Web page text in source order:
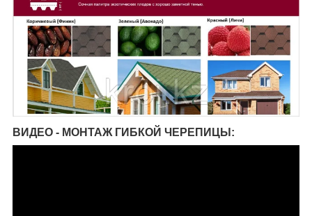
ВИДЕО - МОНТАЖ ГИБКОЙ ЧЕРЕПИЦЫ: